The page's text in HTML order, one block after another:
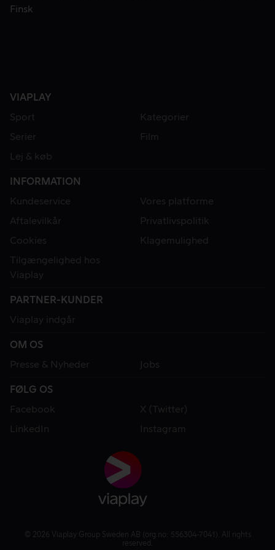
Finsk
VIAPLAY
Sport
Kategorier
Serier
Film
Lej & køb
INFORMATION
Kundeservice
Vores platforme
Aftalevilkår
Privatlivspolitik
Cookies
Klagemulighed
Tilgængelighed hos
Viaplay
PARTNER-KUNDER
Viaplay indgår
OM OS
Presse & Nyheder
Jobs
FØLG OS
Facebook
X (Twitter)
LinkedIn
Instagram
© 2026 Viaplay Group Sweden AB (org.no: 556304-7041). All rights
reserved.